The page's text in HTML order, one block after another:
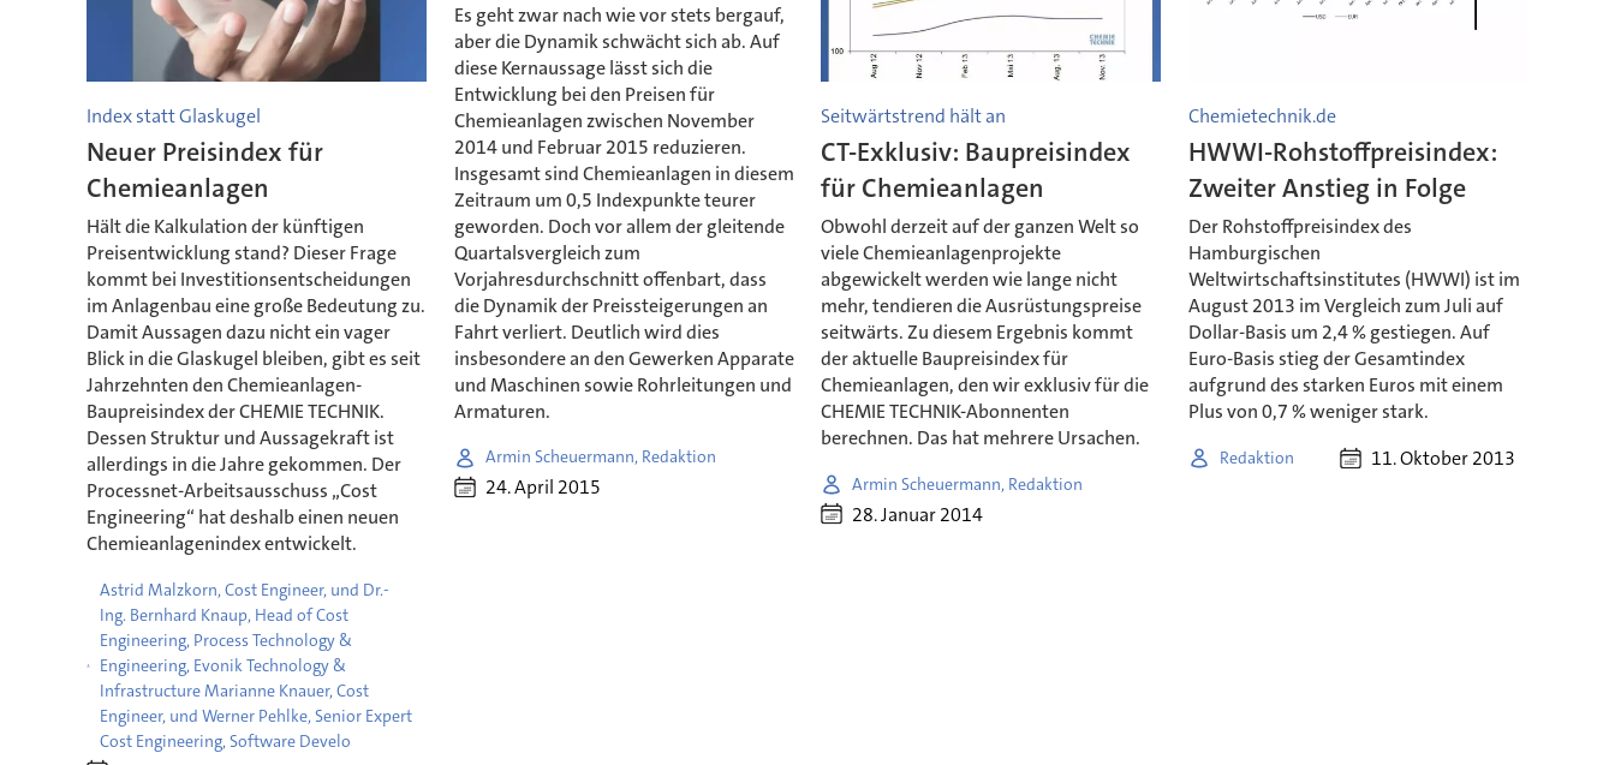
Index statt Glaskugel
Neuer Preisindex für
Chemieanlagen
Hält die Kalkulation der künftigen
Preisentwicklung stand? Dieser Frage
kommt bei Investitionsentscheidungen
im Anlagenbau eine große Bedeutung zu.
Damit Aussagen dazu nicht ein vager
Blick in die Glaskugel bleiben, gibt es seit
Jahrzehnten den Chemieanlagen-
Baupreisindex der CHEMIE TECHNIK.
Dessen Struktur und Aussagekraft ist
allerdings in die Jahre gekommen. Der
Processnet-Arbeitsausschuss „Cost
Engineering“ hat deshalb einen neuen
Chemieanlagenindex entwickelt.
Astrid Malzkorn, Cost Engineer, und Dr.-
Ing. Bernhard Knaup, Head of Cost
Engineering, Process Technology &
Engineering, Evonik Technology &
Infrastructure Marianne Knauer, Cost
Engineer, und Werner Pehlke, Senior Expert
Cost Engineering, Software Develo
Es geht zwar nach wie vor stets bergauf,
aber die Dynamik schwächt sich ab. Auf
diese Kernaussage lässt sich die
Entwicklung bei den Preisen für
Chemieanlagen zwischen November
2014 und Februar 2015 reduzieren.
Insgesamt sind Chemieanlagen in diesem
Zeitraum um 0,5 Indexpunkte teurer
geworden. Doch vor allem der gleitende
Quartalsvergleich zum
Vorjahresdurchschnitt offenbart, dass
die Dynamik der Preissteigerungen an
Fahrt verliert. Deutlich wird dies
insbesondere an den Gewerken Apparate
und Maschinen sowie Rohrleitungen und
Armaturen.
Armin Scheuermann, Redaktion
24. April 2015
Seitwärtstrend hält an
CT-Exklusiv: Baupreisindex
für Chemieanlagen
Obwohl derzeit auf der ganzen Welt so
viele Chemieanlagenprojekte
abgewickelt werden wie lange nicht
mehr, tendieren die Ausrüstungspreise
seitwärts. Zu diesem Ergebnis kommt
der aktuelle Baupreisindex für
Chemieanlagen, den wir exklusiv für die
CHEMIE TECHNIK-Abonnenten
berechnen. Das hat mehrere Ursachen.
Armin Scheuermann, Redaktion
28. Januar 2014
Chemietechnik.de
HWWI-Rohstoffpreisindex:
Zweiter Anstieg in Folge
Der Rohstoffpreisindex des
Hamburgischen
Weltwirtschaftsinstitutes (HWWI) ist im
August 2013 im Vergleich zum Juli auf
Dollar-Basis um 2,4 % gestiegen. Auf
Euro-Basis stieg der Gesamtindex
aufgrund des starken Euros mit einem
Plus von 0,7 % weniger stark.
Redaktion 11. Oktober 2013